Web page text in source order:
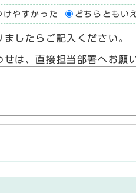
けやすかった どちらともい
したらご記入ください。
せは、直接担当部署へお